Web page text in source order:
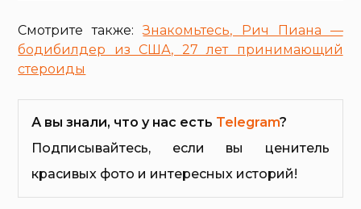
Смотрите также:Знакомьтесь, Рич Пиана —
бодибилдер из США, 27 лет принимающий
стероиды
А вы знали, что у нас есть Telegram?
Подписывайтесь, если вы ценитель
красивых фото и интересных историй!